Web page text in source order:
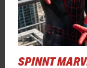
SPINNT